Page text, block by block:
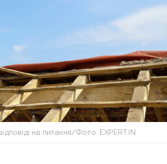
на питання/Фото: EXPERT.IN